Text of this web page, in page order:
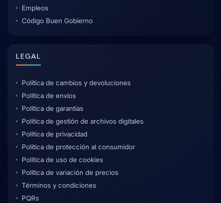
Empleos
Código Buen Gobierno
LEGAL
Política de cambios y devoluciones
Política de envíos
Política de garantías
Política de gestión de archivos digitales
Política de privacidad
Política de protección al consumidor
Política de uso de cookies
Política de variación de precios
Términos y condiciones
PQRs